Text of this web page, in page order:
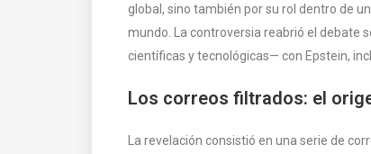
global, sino también por su rol dentro de
mundo. La controversia reabrió el debate
científicas y tecnológicas— con Epstein,
Los correos filtrados: el
La revelación consistió en una serie de